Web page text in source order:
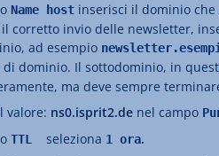
Name host inserisci il dominio
corretto invio delle newsletter,
ad esempio
dominio. Il sottodominio, in
ma deve sempre
valore: ns0.isprit2.de nel campo
TTL seleziona 1 ora.